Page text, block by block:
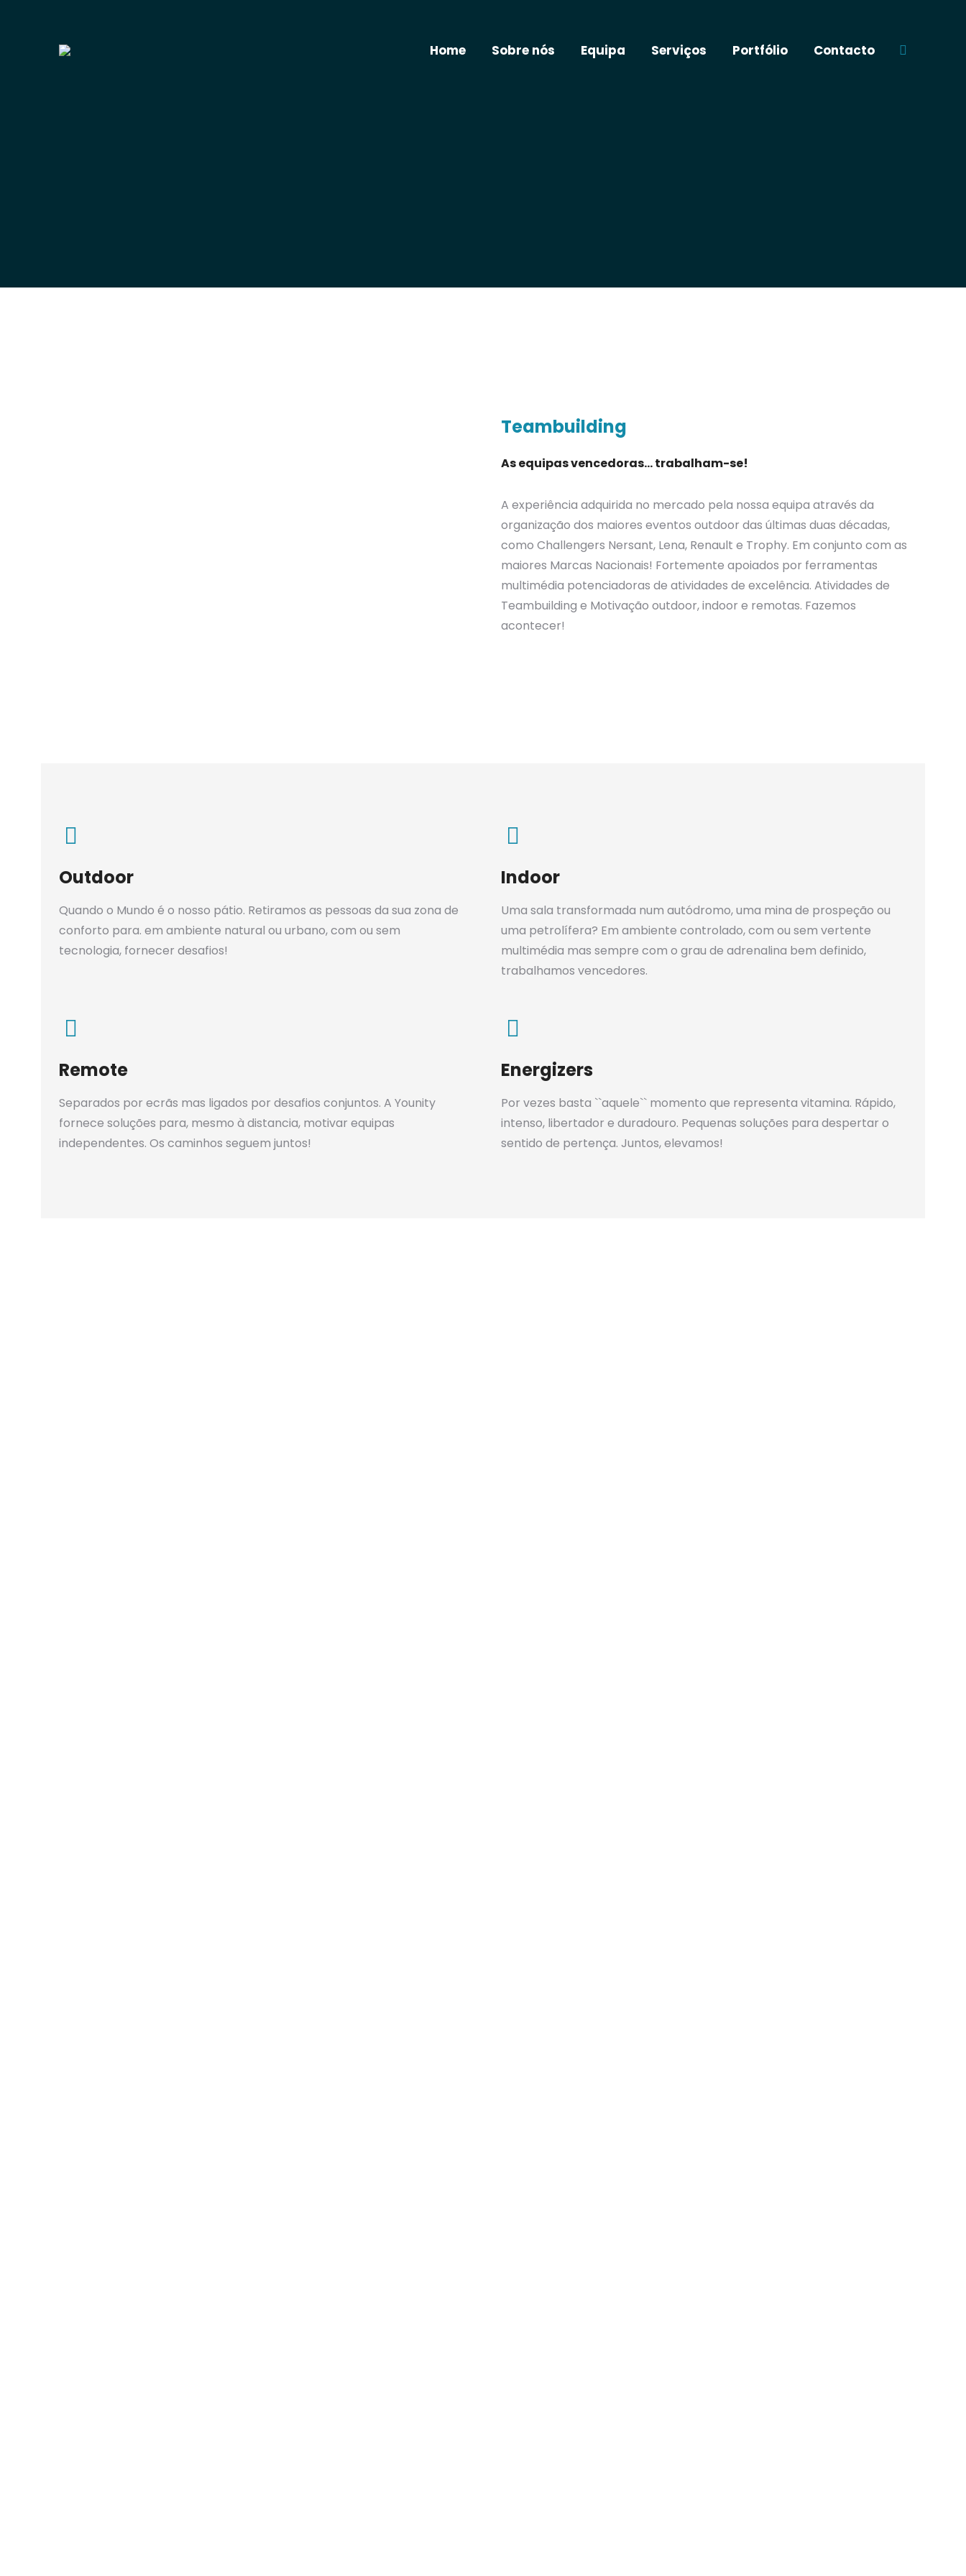
Home Sobre nós Equipa Serviços Portfólio Contacto Buscar
Teambuilding
As equipas vencedoras… trabalham-se!
A experiência adquirida no mercado pela nossa equipa através da
organização dos maiores eventos outdoor das últimas duas décadas,
como Challengers Nersant, Lena, Renault e Trophy. Em conjunto com as
maiores Marcas Nacionais! Fortemente apoiados por ferramentas
multimédia potenciadoras de atividades de excelência. Atividades de
Teambuilding e Motivação outdoor, indoor e remotas. Fazemos
acontecer!
Outdoor
Quando o Mundo é o nosso pátio. Retiramos as pessoas da sua zona de
conforto para. em ambiente natural ou urbano, com ou sem
tecnologia, fornecer desafios!
Indoor
Uma sala transformada num autódromo, uma mina de prospeção ou
uma petrolífera? Em ambiente controlado, com ou sem vertente
multimédia mas sempre com o grau de adrenalina bem definido,
trabalhamos vencedores.
Remote
Separados por ecrãs mas ligados por desafios conjuntos. A Younity
fornece soluções para, mesmo à distancia, motivar equipas
independentes. Os caminhos seguem juntos!
Energizers
Por vezes basta ``aquele`` momento que representa vitamina. Rápido,
intenso, libertador e duradouro. Pequenas soluções para despertar o
sentido de pertença. Juntos, elevamos!